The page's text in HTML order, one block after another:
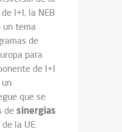
I+I, la NEB
un tema
de
para
de I+I
que se
de sinergias
de la UE.